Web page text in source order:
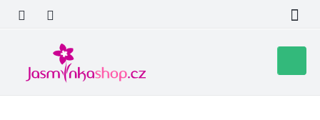
obsah
košík